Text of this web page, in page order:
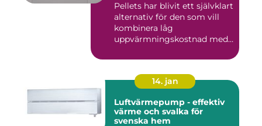
Pellets har blivit ett självklart
alternativ för den som vill
kombinera låg
uppvärmningskostnad med
14. jan
Luftvärmepump - effektiv
värme och svalka för
svenska hem